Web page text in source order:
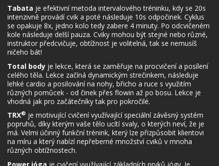
Tabata je efektivní metoda intervalového tréninku, kdy se 20s
intenzivně provádí cvik a poté následuje 10s odpočinek. Cyklus
se opakuje 8x, jedno kolo tedy zabere 4 minuty. Po odcvičeném
kole následuje delší pauza. Cviky mohou být stejné nebo různé,
instruktor předcvičuje, obtížnost je volitelná, tak se nemusíš
ničeho bát!
Total body je lekce, která se zaměřuje na procvičení a posílení
celého těla. Lekce začíná dynamickým strečinkem, následuje
lehké cardio a posilování na nohy, břicho a ruce s využitím
různých pomůcek - od činek přes flowin až po bosu. Lekce je
vhodná jak pro začátečníky tak pro pokročilé.
TRX® je motivující cvičení využívající speciální závěsný systém
popruhů, díky kterým vaše tělo ucítí svaly, o kterých neví, že je
má. Velmi účinný funkční trénink, který lze přizpůsobit klientovi
na míru a který nabízí nepřeberné množství cviků v mnoha
různých obtížnostech.
Power jóga je cvičení využívající základních prvků jógy. Je